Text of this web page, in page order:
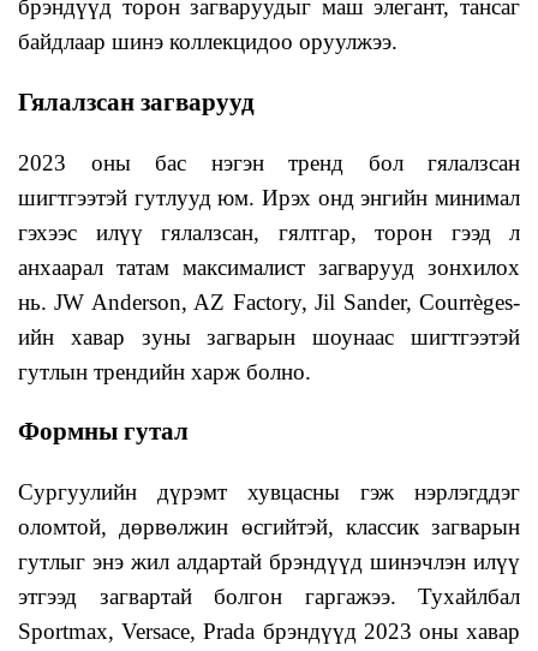
брэндүүд торон загваруудыг маш элегант, тансаг
байдлаар шинэ коллекцидоо оруулжээ.
Гялалзсан загварууд
2023 оны бас нэгэн тренд бол гялалзсан
шигтгээтэй гутлууд юм. Ирэх онд энгийн минимал
гэхээс илүү гялалзсан, гялтгар, торон гээд л
анхаарал татам максималист загварууд зонхилох
нь. JW Anderson, AZ Factory, Jil Sander, Courrèges-
ийн хавар зуны загварын шоунаас шигтгээтэй
гутлын трендийн харж болно.
Формны гутал
Сургуулийн дүрэмт хувцасны гэж нэрлэгддэг
оломтой, дөрвөлжин өсгийтэй, классик загварын
гутлыг энэ жил алдартай брэндүүд шинэчлэн илүү
этгээд загвартай болгон гаргажээ. Тухайлбал
Sportmax, Versace, Prada брэндүүд 2023 оны хавар